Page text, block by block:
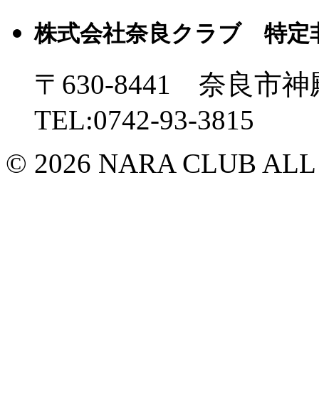
株式会社奈良クラブ 特定
〒630-8441 奈良市
TEL:0742-93-3815
© 2026 NARA CLUB ALL